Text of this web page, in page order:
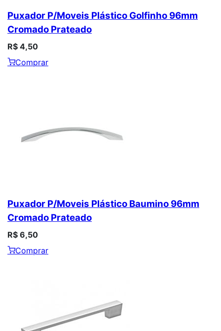
Puxador P/Moveis Plástico Golfinho 96mm
Cromado Prateado
R$ 4,50
Comprar
Puxador P/Moveis Plástico Baumino 96mm
Cromado Prateado
R$ 6,50
Comprar